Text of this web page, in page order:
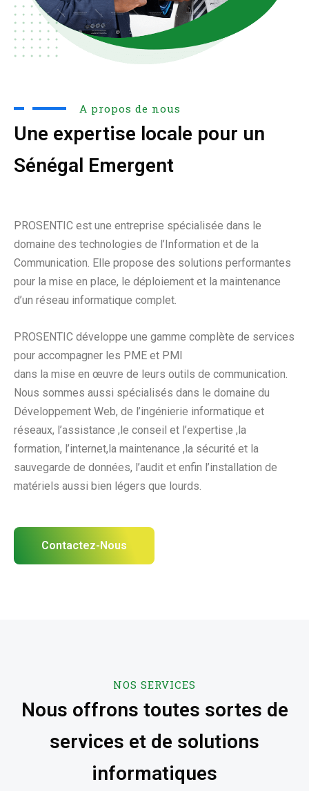
A propos de nous
Une expertise locale pour un
Sénégal Emergent
PROSENTIC est une entreprise spécialisée dans le
domaine des technologies de l’Information et de la
Communication. Elle propose des solutions performantes
pour la mise en place, le déploiement et la maintenance
d’un réseau informatique complet.
PROSENTIC développe une gamme complète de services
pour accompagner les PME et PMI
dans la mise en œuvre de leurs outils de communication.
Nous sommes aussi spécialisés dans le domaine du
Développement Web, de l’ingénierie informatique et
réseaux, l’assistance ,le conseil et l’expertise ,la
formation, l’internet,la maintenance ,la sécurité et la
sauvegarde de données, l’audit et enfin l’installation de
matériels aussi bien légers que lourds.
Contactez-Nous
NOS SERVICES
Nous offrons toutes sortes de
services et de solutions
informatiques